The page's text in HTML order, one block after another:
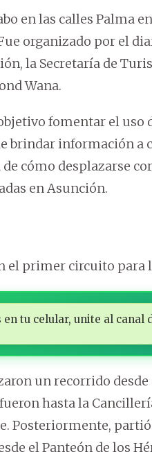
en las calles Palma
organizado por el
la Secretaría de
Wana.
fomentar el uso
brindar información a
cómo desplazarse
en Asunción.
el primer circuito para
tu celular, unite al canal
un recorrido
hasta la
Posteriormente,
el Panteón de los